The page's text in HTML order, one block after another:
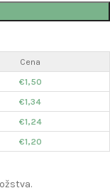
Cena
€1,50
€1,34
€1,24
€1,20